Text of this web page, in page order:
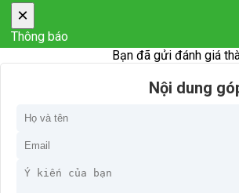
×
Thông báo
Bạn đã gửi đánh giá
Nội dung